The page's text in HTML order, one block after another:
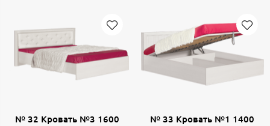
№ 32 Кровать №3 1600
№ 33 Кровать №1 1400